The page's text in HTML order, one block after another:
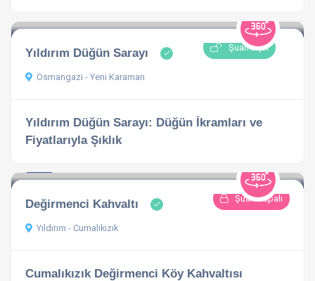
Şuan Açık
Yıldırım Düğün Sarayı
Osmangazi - Yeni Karaman
Yıldırım Düğün Sarayı: Düğün İkramları ve
Fiyatlarıyla Şıklık
Şuan Kapalı
Değirmenci Kahvaltı
Yıldırım - Cumalıkızık
Cumalıkızık Değirmenci Köy Kahvaltısı